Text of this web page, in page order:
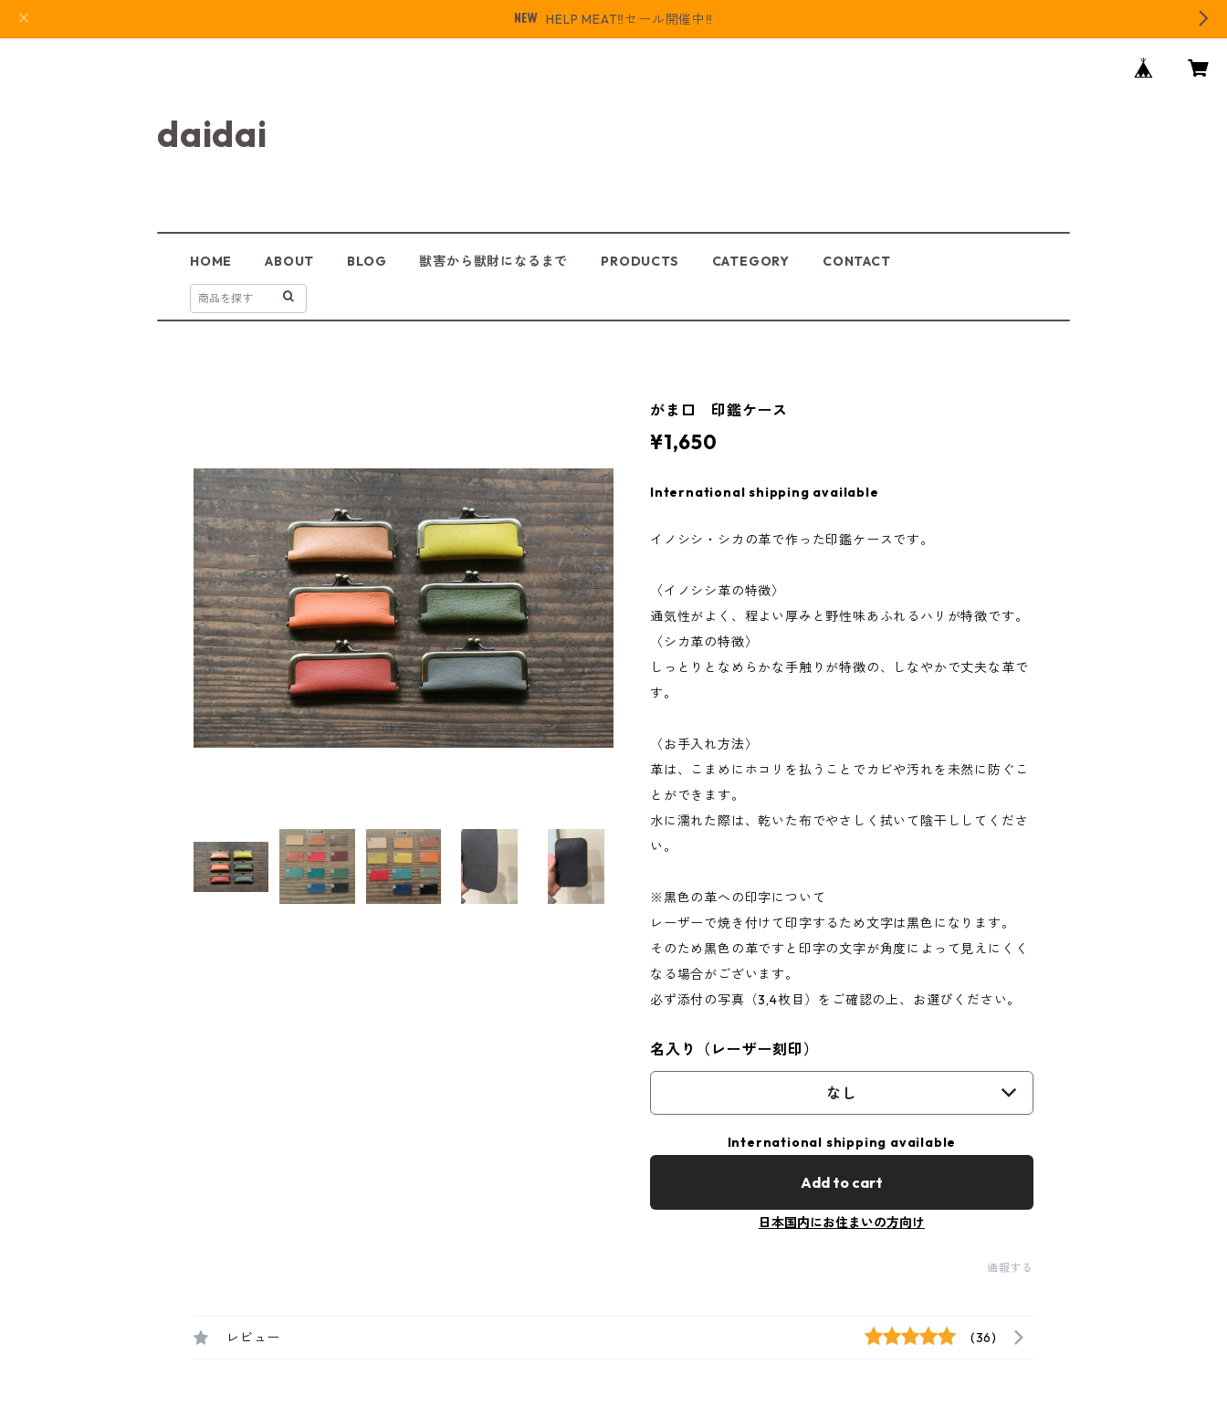
HELP MEAT‼️セール開催中‼️
daidai
HOME ABOUT BLOG 獣害から獣財になるまで PRODUCTS CATEGORY CONTACT
がま口 印鑑ケース
¥1,650
International shipping available
イノシシ・シカの革で作った印鑑ケースです。
〈イノシシ革の特徴〉
通気性がよく、程よい厚みと野性味あふれるハリが特徴です。
〈シカ革の特徴〉
しっとりとなめらかな手触りが特徴の、しなやかで丈夫な革で
す。
〈お手入れ方法〉
革は、こまめにホコリを払うことでカビや汚れを未然に防ぐこ
とができます。
水に濡れた際は、乾いた布でやさしく拭いて陰干ししてくださ
い。
※黒色の革への印字について
レーザーで焼き付けて印字するため文字は黒色になります。
そのため黒色の革ですと印字の文字が角度によって見えにくく
なる場合がございます。
必ず添付の写真（3,4枚目）をご確認の上、お選びください。
名入り（レーザー刻印）
なし
International shipping available
Add to cart
日本国内にお住まいの方向け
通報する
レビュー (36)